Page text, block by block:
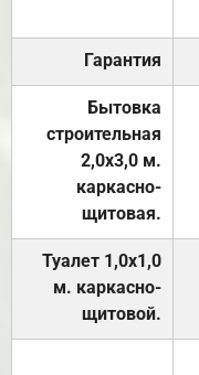
Гарантия
Бытовка
строительная
2,0х3,0 м.
каркасно-
щитовая.
Туалет 1,0х1,0
м. каркасно-
щитовой.